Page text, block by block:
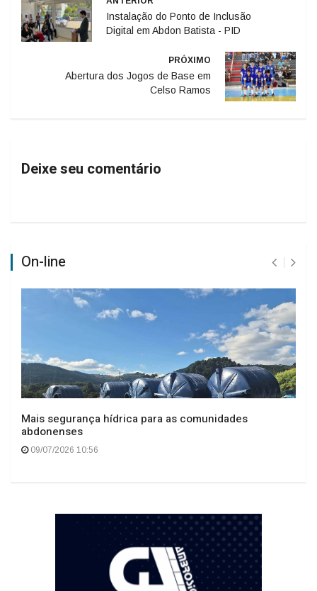
Instalação do Ponto de Inclusão
Digital em Abdon Batista - PID
PRÓXIMO
Abertura dos Jogos de Base em
Celso Ramos
Deixe seu comentário
On-line
Mais segurança hídrica para as comunidades
abdonenses
09/07/2026 10:56